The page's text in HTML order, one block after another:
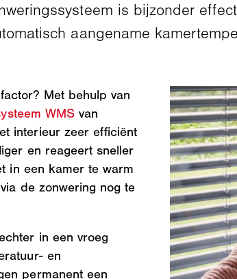
is bijzonder
aangename
Met behulp van
WMSvan
interieur zeer efficiënt
en reageert sneller
in een kamer te warm
de zonwering nog te
in een vroeg
en
permanent een